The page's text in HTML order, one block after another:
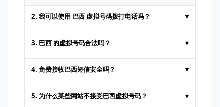
2. 我可以使用 巴西 虚拟号码拨打电话吗？ ▾
在线短信平台提供的临时号码通常仅用于
高级服务可能会额外付费提供通话支持。
3. 巴西 的虚拟号码合法吗？ ▾
合法。用于在线接收短信
法活动。用户必须遵守平台的使用条款。
4. 免费接收巴西短信安全吗？ ▾
从可信平台获取免费在线短信是安全的。但由
5. 为什么某些网站不接受巴西虚拟号码？ ▾